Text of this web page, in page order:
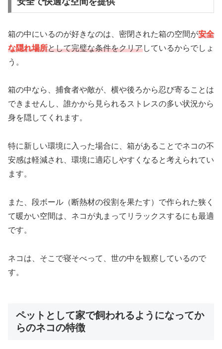
箱の中にいるのが好きなのは、密閉された箱の空間が安全
な隠れ場所として完璧な条件をクリアしているからでしょ
う。
箱の中なら、捕食者や敵が、横や後ろから忍び寄ることは
できませんし、誰かから見られるストレスの多い状況から
身を隠してくれます。
特に新しい環境に入った場合に、箱があることでネコの不
安感は軽減され、環境に適応しやすくなると考えられてい
ます。
また、段ボール（断熱材の役割を果たす）で作られた狭く
て暖かい空間は、ネコが丸まってリラックスするにも最適
です。
ネコは、そこで寝そべって、世の中を観察しているので
す。
ペットとして家で飼われるようになってか
らのネコの特徴